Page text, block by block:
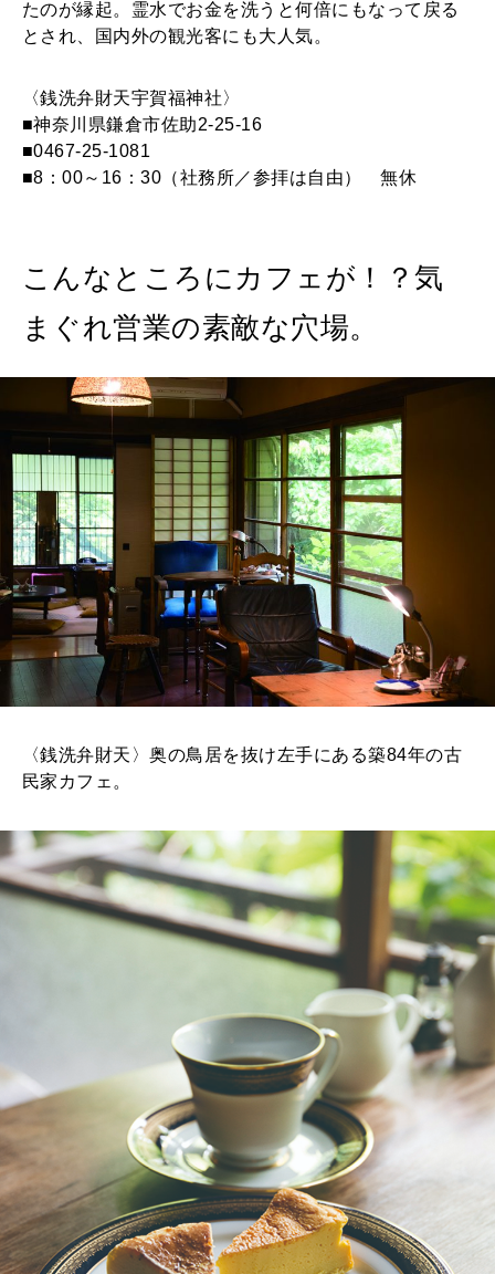
たのが縁起。霊水でお金を洗うと何倍にもなって戻る
とされ、国内外の観光客にも大人気。
〈銭洗弁財天宇賀福神社〉
■神奈川県鎌倉市佐助2-25-16
■0467-25-1081
■8：00～16：30（社務所／参拝は自由） 無休
こんなところにカフェが！？気
まぐれ営業の素敵な穴場。
〈銭洗弁財天〉奥の鳥居を抜け左手にある築84年の古
民家カフェ。